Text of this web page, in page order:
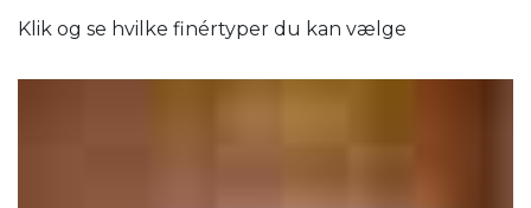
Klik og se hvilke finértyper du kan vælge